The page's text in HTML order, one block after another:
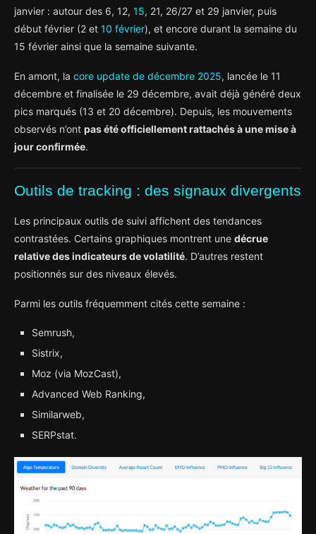
janvier : autour des 6, 12, 15, 21, 26/27 et 29 janvier, puis
début février (2 et 10 février), et encore durant la semaine du
15 février ainsi que la semaine suivante.
En amont, la core update de décembre 2025, lancée le 11
décembre et finalisée le 29 décembre, avait déjà généré deux
pics marqués (13 et 20 décembre). Depuis, les mouvements
observés n’ont pas été officiellement rattachés à une mise à
jour confirmée.
Outils de tracking : des signaux divergents
Les principaux outils de suivi affichent des tendances
contrastées. Certains graphiques montrent une décrue
relative des indicateurs de volatilité. D’autres restent
positionnés sur des niveaux élevés.
Parmi les outils fréquemment cités cette semaine :
Semrush,
Sistrix,
Moz (via MozCast),
Advanced Web Ranking,
Similarweb,
SERPstat.